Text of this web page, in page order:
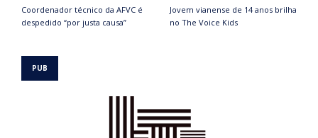
Coordenador técnico da AFVC é
despedido “por justa causa”
Jovem vianense de 14 anos brilha
no The Voice Kids